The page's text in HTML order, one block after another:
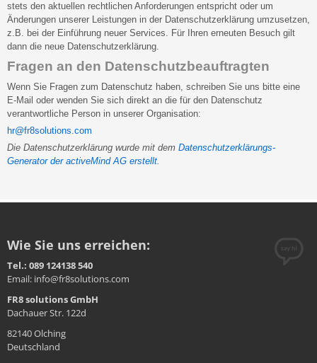
stets den aktuellen rechtlichen Anforderungen entspricht oder um
Änderungen unserer Leistungen in der Datenschutzerklärung umzusetzen,
z.B. bei der Einführung neuer Services. Für Ihren erneuten Besuch gilt
dann die neue Datenschutzerklärung.
Fragen an den Datenschutzbeauftragten
Wenn Sie Fragen zum Datenschutz haben, schreiben Sie uns bitte eine
E-Mail oder wenden Sie sich direkt an die für den Datenschutz
verantwortliche Person in unserer Organisation:
hr@fr8solutions.com
Die Datenschutzerklärung wurde mit dem Datenschutzerklärungs-
Generator der activeMind AG erstellt.
Wie Sie uns erreichen:
Tel.: 089 124138 540
Email: info@fr8solutions.com
FR8 solutions GmbH
Dachauer Str. 122d
82140 Olching
Deutschland